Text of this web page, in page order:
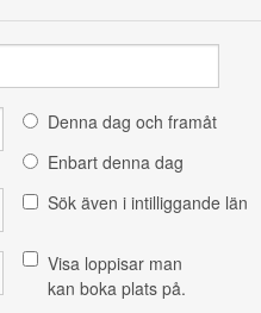
Denna dag och framåt
Enbart denna dag
Sök även i intilliggande län
Visa loppisar man
kan boka plats på.